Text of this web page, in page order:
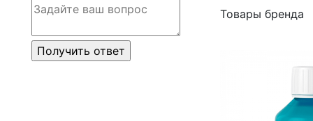
Товары бренда